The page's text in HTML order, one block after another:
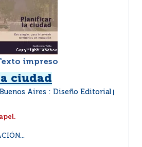
impreso
ciudad
Buenos Aires : Diseño Editorial